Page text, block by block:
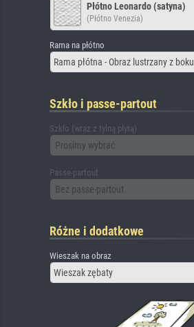
Płótno Leonardo (satyna)
(Płótno Venezia)
Rama na płótno
Rama płótna - Obraz lustrzany z boku
Szkło i passe-partout
Szkło (wraz z tylną płytą)
Prosimy wybrać
Passe-partout
Bez passe-partout
Różne i dodatkowe
Wieszak na obraz
Wieszak zębaty